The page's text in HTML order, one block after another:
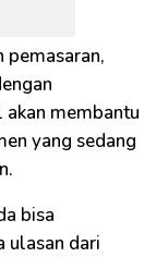
pemasaran,
membantu
yang sedang
bisa
ulasan dari